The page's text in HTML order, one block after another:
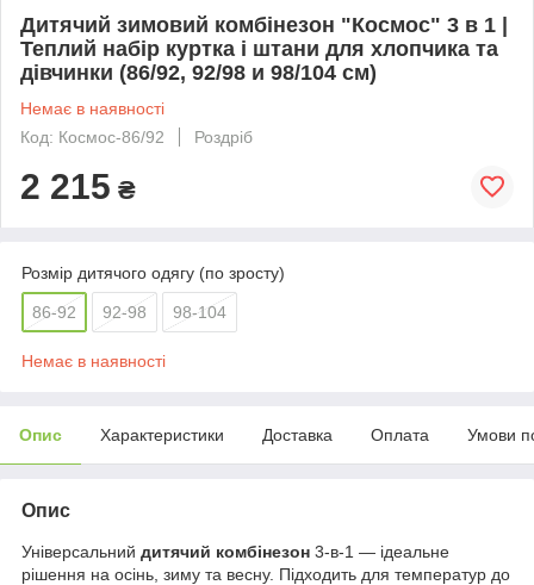
Дитячий зимовий комбінезон "Космос" 3 в 1 |
Теплий набір куртка і штани для хлопчика та
дівчинки (86/92, 92/98 и 98/104 см)
Немає в наявності
Код: Космос-86/92
Роздріб
2 215 ₴
Розмір дитячого одягу (по зросту)
86-92 92-98 98-104
Немає в наявності
Опис Характеристики Доставка Оплата Умови
Опис
Універсальний дитячий комбінезон 3-в-1 — ідеальне
рішення на осінь, зиму та весну. Підходить для температур до